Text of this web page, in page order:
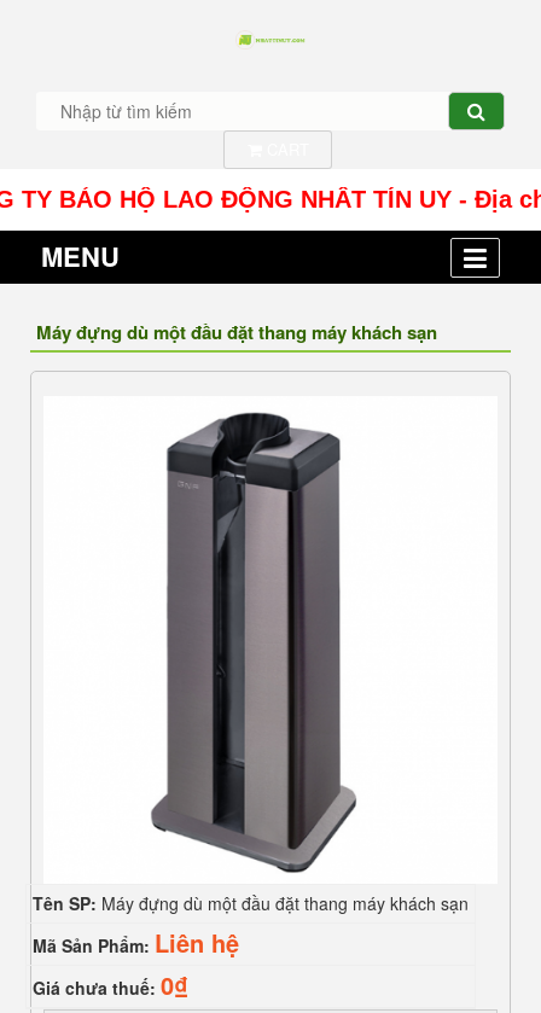
BẢO HỘ LAO ĐỘNG NHÂT TÍN UY - Địa chỉ:
MENU
Máy đựng dù một đầu đặt thang máy khách sạn
Tên SP: Máy đựng dù một đầu đặt thang máy khách sạn
Mã Sản Phẩm: Liên hệ
Giá chưa thuế: 0₫